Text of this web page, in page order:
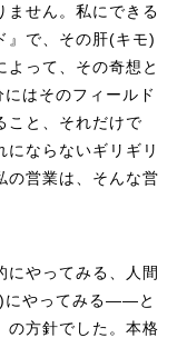
ません。私にできる
』で、その肝(キモ)
よって、その奇想と
はそのフィールド
こと、それだけで
ならないギリギリ
営業は、そんな営
にやってみる、人間
)にやってみる——と
の方針でした。本格